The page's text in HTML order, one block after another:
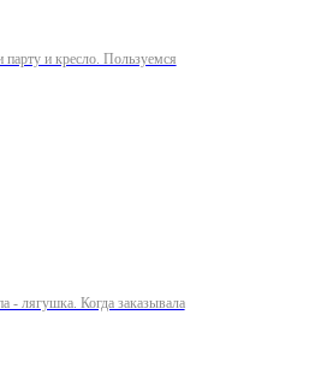
парту и кресло. Пользуемся
- лягушка. Когда заказывала